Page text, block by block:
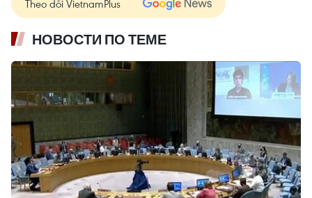
Theo dõi VietnamPlus
НОВОСТИ ПО ТЕМЕ